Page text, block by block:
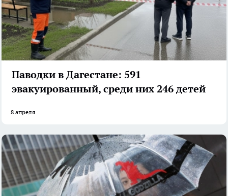
Паводки в Дагестане: 591
эвакуированный, среди них 246 детей
8 апреля